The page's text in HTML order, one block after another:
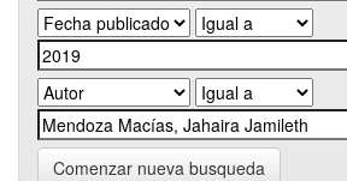
Comenzar nueva busqueda